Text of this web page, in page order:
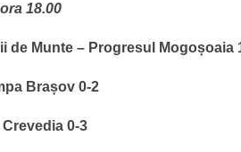
18.00
de Munte – Progresul Mogoșoaia
Brașov 0-2
0-3